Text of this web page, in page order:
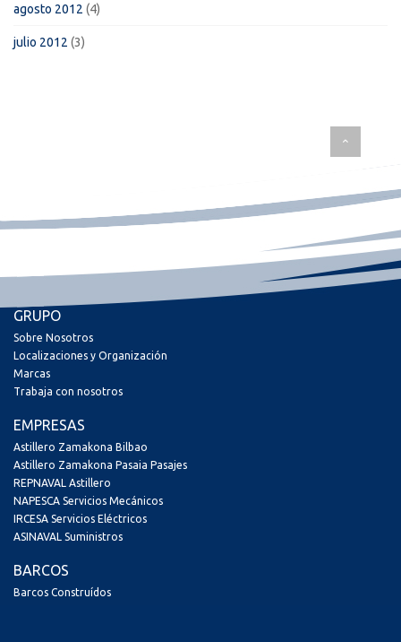
agosto 2012 (4)
julio 2012 (3)
GRUPO
Sobre Nosotros
Localizaciones y Organización
Marcas
Trabaja con nosotros
EMPRESAS
Astillero Zamakona Bilbao
Astillero Zamakona Pasaia Pasajes
REPNAVAL Astillero
NAPESCA Servicios Mecánicos
IRCESA Servicios Eléctricos
ASINAVAL Suministros
BARCOS
Barcos Construídos